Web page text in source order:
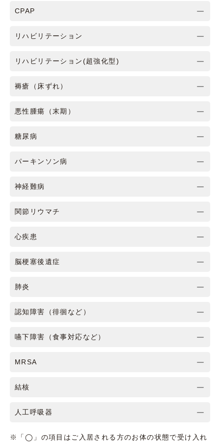
CPAP
リハビリテーション
リハビリテーション(超強化型)
褥瘡（床ずれ）
悪性腫瘍（末期）
糖尿病
パーキンソン病
神経難病
関節リウマチ
心疾患
脳梗塞後遺症
肺炎
認知障害（徘徊など）
嚥下障害（食事対応など）
MRSA
結核
人工呼吸器
※「◯」の項目はご入居される方のお体の状態で受け入れ